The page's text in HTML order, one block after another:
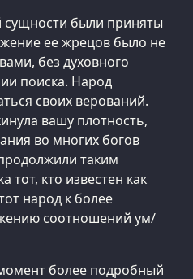
сущности были приняты
ее жрецов было не
без духовного
поиска. Народ
своих верований.
вашу плотность,
во многих богов
таким
тот, кто известен как
народ к более
соотношений ум/
более подробный